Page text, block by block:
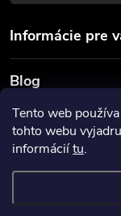
Tento web
tohto webu
informáciítu.
Informácie pre
Blog
Prijímame